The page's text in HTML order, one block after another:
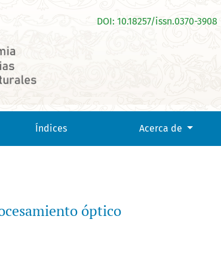
Índices Acerca de
DOI: 10.18257/issn.0370-3908
óptico